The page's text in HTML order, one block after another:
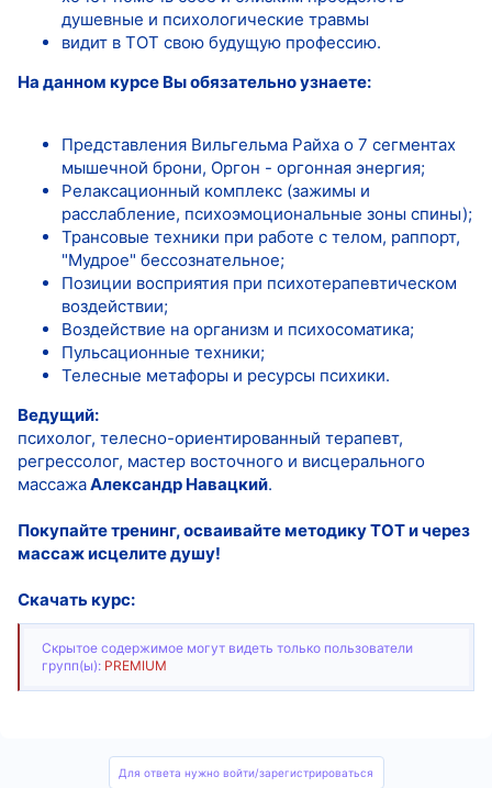
душевные и психологические травмы
видит в ТОТ свою будущую профессию.
На данном курсе Вы обязательно узнаете:
Представления Вильгельма Райха о 7 сегментах
мышечной брони, Оргон - оргонная энергия;
Релаксационный комплекс (зажимы и
расслабление, психоэмоциональные зоны спины);
Трансовые техники при работе с телом, раппорт,
"Мудрое" бессознательное;
Позиции восприятия при психотерапевтическом
воздействии;
Воздействие на организм и психосоматика;
Пульсационные техники;
Телесные метафоры и ресурсы психики.
Ведущий:
психолог, телесно-ориентированный терапевт,
регрессолог, мастер восточного и висцерального
массажаАлександр Навацкий.
Покупайте тренинг, осваивайте методику ТОТ и через
массаж исцелите душу!
Скачать курс:
Скрытое содержимое могут видеть только пользователи
групп(ы): PREMIUM
Для ответа нужно войти/зарегистрироваться